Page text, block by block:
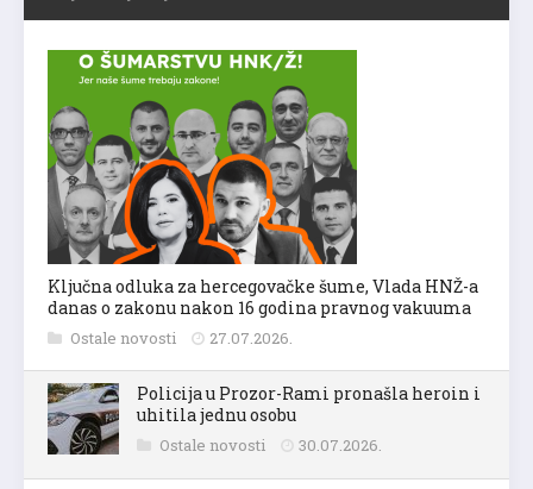
Ključna odluka za hercegovačke šume, Vlada HNŽ-a
danas o zakonu nakon 16 godina pravnog vakuuma
Ostale novosti 27.07.2026.
Policija u Prozor-Rami pronašla heroin i
uhitila jednu osobu
Ostale novosti 30.07.2026.